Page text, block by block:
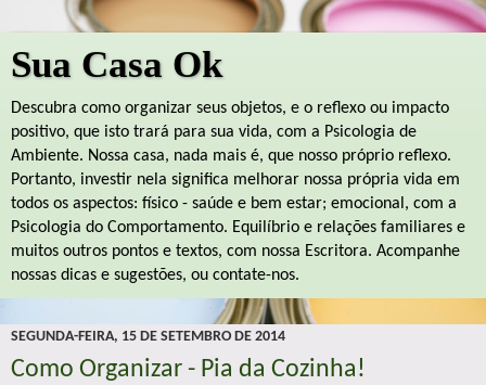
Sua Casa Ok
Descubra como organizar seus objetos, e o reflexo ou impacto
positivo, que isto trará para sua vida, com a Psicologia de
Ambiente. Nossa casa, nada mais é, que nosso próprio reflexo.
Portanto, investir nela significa melhorar nossa própria vida em
todos os aspectos: físico - saúde e bem estar; emocional, com a
Psicologia do Comportamento. Equilíbrio e relações familiares e
muitos outros pontos e textos, com nossa Escritora. Acompanhe
nossas dicas e sugestões, ou contate-nos.
SEGUNDA-FEIRA, 15 DE SETEMBRO DE 2014
Como Organizar - Pia da Cozinha!